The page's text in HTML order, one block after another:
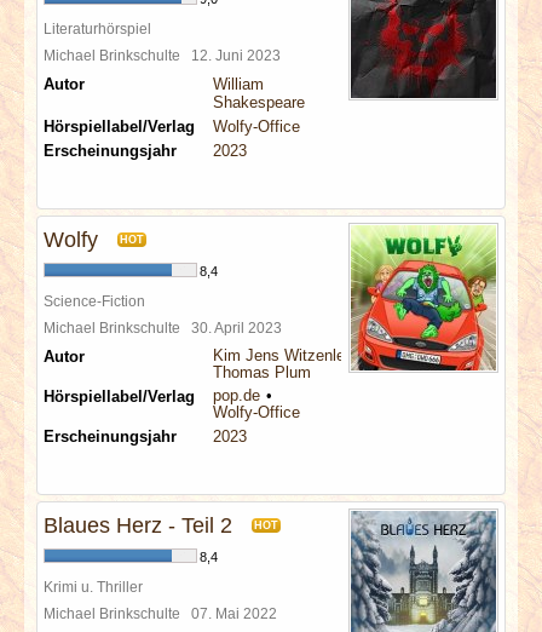
Literaturhörspiel
Michael Brinkschulte 12. Juni 2023
Autor
William
Shakespeare
Hörspiellabel/Verlag
Wolfy-Office
Erscheinungsjahr
2023
Wolfy HOT
8,4
Science-Fiction
Michael Brinkschulte 30. April 2023
Autor
Kim Jens Witzenleiter
Thomas Plum
Hörspiellabel/Verlag
pop.de
Wolfy-Office
Erscheinungsjahr
2023
Blaues Herz - Teil 2 HOT
8,4
Krimi u. Thriller
Michael Brinkschulte 07. Mai 2022